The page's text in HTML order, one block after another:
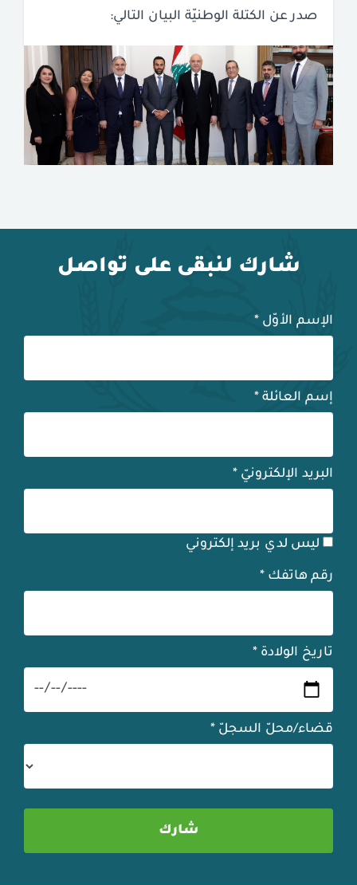
صدر عن الكتلة الوطنيّة البيان التالي:
شارك لنبقى على تواصل
الإسم الأوّل *
إسم العائلة *
البريد الإلكترونيّ *
ليس لدي بريد إلكتروني
رقم هاتفك *
تاريخ الولادة *
قضاء/محلّ السجلّ *